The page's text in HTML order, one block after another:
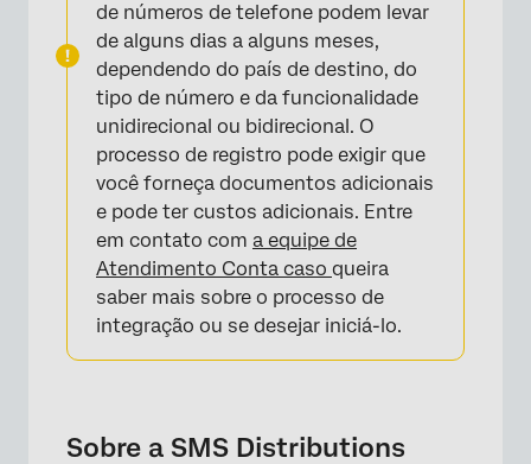
Projeto Pesquisa
Distribuição de um convite Pesquisa por SMS
Distribuição de uma Pesquisa bidirecional
por SMS
Lembretes
Gerenciamento de Distribuição
Envio de SMS a partir de uma ID
alfanumérica
de números de telefone podem levar
de alguns dias a alguns meses,
dependendo do país de destino, do
tipo de número e da funcionalidade
unidirecional ou bidirecional. O
processo de registro pode exigir que
você forneça documentos adicionais
e pode ter custos adicionais. Entre
em contato com a equipe de
Atendimento Conta caso queira
saber mais sobre o processo de
integração ou se desejar iniciá-lo.
Sobre a SMS Distributions